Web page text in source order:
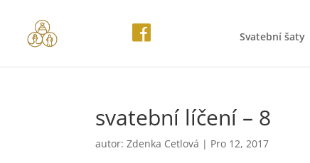
Svatební šaty
svatební líčení – 8
autor:Zdenka Cetlová | Pro 12, 2017